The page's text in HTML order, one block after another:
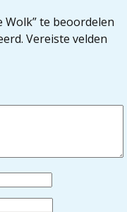
Wolk” te beoordelen
Vereiste velden